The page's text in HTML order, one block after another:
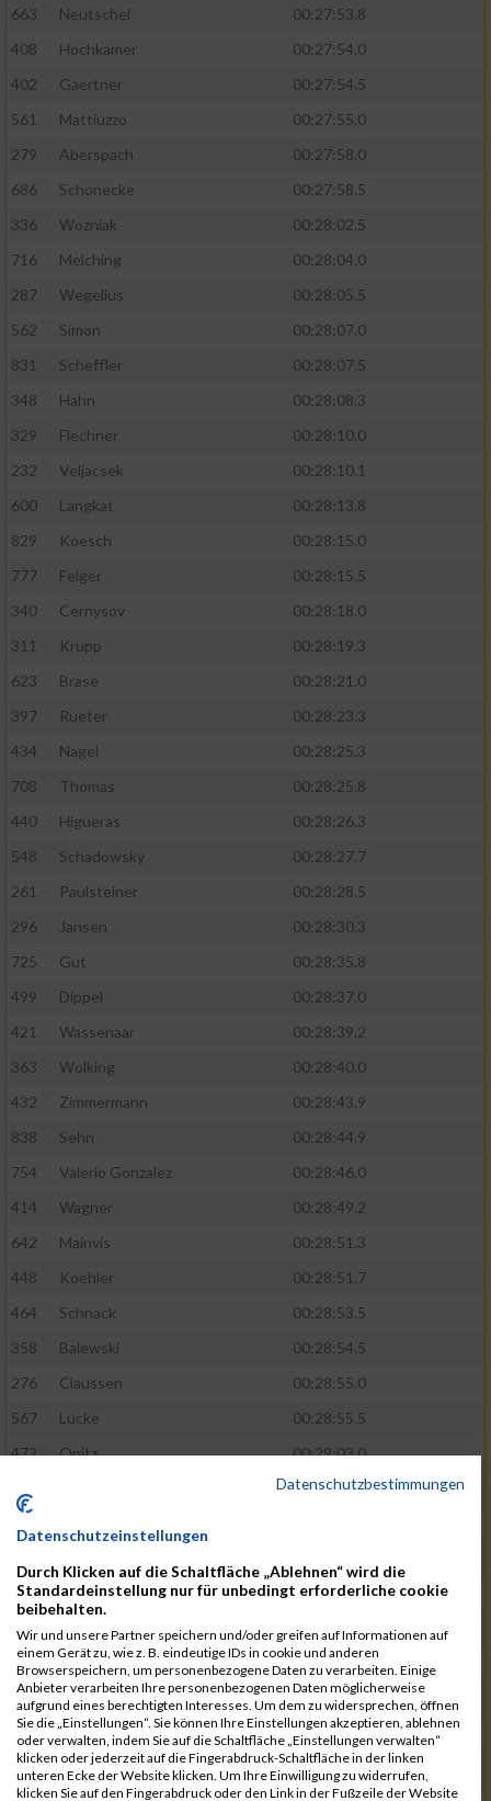
663
Neutschel
00:27:53.8
408
Hochkamer
00:27:54.0
402
Gaertner
00:27:54.5
561
Mattiuzzo
00:27:55.0
279
Aberspach
00:27:58.0
686
Schonecke
00:27:58.5
336
Wozniak
00:28:02.5
716
Melching
00:28:04.0
287
Wegelius
00:28:05.5
562
Simon
00:28:07.0
831
Scheffler
00:28:07.5
348
Hahn
00:28:08.3
329
Flechner
00:28:10.0
232
Veljacsek
00:28:10.1
600
Langkat
00:28:13.8
829
Koesch
00:28:15.0
777
Felger
00:28:15.5
340
Cernysov
00:28:18.0
311
Krupp
00:28:19.3
623
Brase
00:28:21.0
397
Rueter
00:28:23.3
434
Nagel
00:28:25.3
708
Thomas
00:28:25.8
440
Higueras
00:28:26.3
548
Schadowsky
00:28:27.7
261
Paulsteiner
00:28:28.5
296
Jansen
00:28:30.3
725
Gut
00:28:35.8
499
Dippel
00:28:37.0
421
Wassenaar
00:28:39.2
363
Wolking
00:28:40.0
432
Zimmermann
00:28:43.9
838
Sehn
00:28:44.9
754
Valerio Gonzalez
00:28:46.0
414
Wagner
00:28:49.2
642
Mainvis
00:28:51.3
448
Koehler
00:28:51.7
464
Schnack
00:28:53.5
358
Balewski
00:28:54.5
276
Claussen
00:28:55.0
567
Lucke
00:28:55.5
472
Opitz
00:29:03.0
00:29:04.4
404
Holst
00:29:08.8
405
Dombrowka
00:29:09.5
305
Ribarzik
00:29:09.7
328
Matschl
00:29:10.8
400
Subramaniyam
00:29:13.0
813
Stawinski
00:29:13.8
Datenschutzbestimmungen
Datenschutzeinstellungen
Durch Klicken auf die Schaltfläche „Ablehnen“ wird die
Standardeinstellung nur für unbedingt erforderliche cookie
beibehalten.
Wir und unsere Partner speichern und/oder greifen auf Informationen auf
einem Gerät zu, wie z. B. eindeutige IDs in cookie und anderen
Browserspeichern, um personenbezogene Daten zu verarbeiten. Einige
Anbieter verarbeiten Ihre personenbezogenen Daten möglicherweise
aufgrund eines berechtigten Interesses. Um dem zu widersprechen, öffnen
Sie die „Einstellungen“. Sie können Ihre Einstellungen akzeptieren, ablehnen
oder verwalten, indem Sie auf die Schaltfläche „Einstellungen verwalten“
klicken oder jederzeit auf die Fingerabdruck-Schaltfläche in der linken
unteren Ecke der Website klicken. Um Ihre Einwilligung zu widerrufen,
klicken Sie auf den Fingerabdruck oder den Link in der Fußzeile der Website